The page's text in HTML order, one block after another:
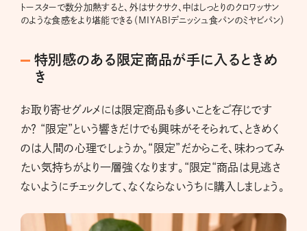
トースターで数分加熱すると、外はサクサク、中はしっとりのクロワッサン
のような食感をより堪能できる（MIYABIデニッシュ食パンのミヤビパン）
特別感のある限定商品が手に入るときめ
き
お取り寄せグルメには限定商品も多いことをご存じです
か？ “限定”という響きだけでも興味がそそられて、ときめく
のは人間の心理でしょうか。“限定”だからこそ、味わってみ
たい気持ちがより一層強くなります。“限定“商品は見逃さ
ないようにチェックして、なくならないうちに購入しましょう。